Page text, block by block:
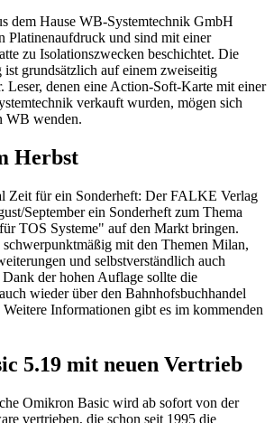
dem Hause WB-Systemtechnik GmbH
Platinenaufdruck und sind mit einer
zu Isolationszwecken beschichtet. Die
grundsätzlich auf einem zweiseitig
Leser, denen eine Action-Soft-Karte mit einer
verkauft wurden, mögen sich
WB wenden.
Herbst
Zeit für ein Sonderheft: Der FALKE Verlag
September ein Sonderheft zum Thema
TOS Systeme" auf den Markt bringen.
mit den Themen Milan,
und selbstverständlich auch
Dank der hohen Auflage sollte die
wieder über den Bahnhofsbuchhandel
Informationen gibt es im kommenden
5.19 mit neuen Vertrieb
Omikron Basic wird ab sofort von der
vertrieben, die schon seit 1995 die